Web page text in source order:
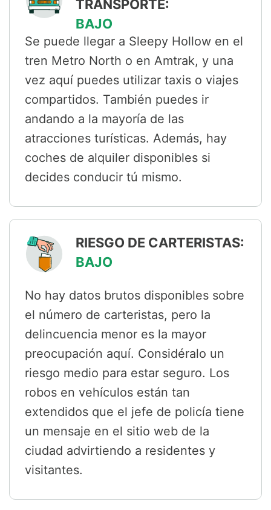
TRANSPORTE:
BAJO
Se puede llegar a Sleepy Hollow en el
tren Metro North o en Amtrak, y una
vez aquí puedes utilizar taxis o viajes
compartidos. También puedes ir
andando a la mayoría de las
atracciones turísticas. Además, hay
coches de alquiler disponibles si
decides conducir tú mismo.
RIESGO DE CARTERISTAS:
BAJO
No hay datos brutos disponibles sobre
el número de carteristas, pero la
delincuencia menor es la mayor
preocupación aquí. Considéralo un
riesgo medio para estar seguro. Los
robos en vehículos están tan
extendidos que el jefe de policía tiene
un mensaje en el sitio web de la
ciudad advirtiendo a residentes y
visitantes.